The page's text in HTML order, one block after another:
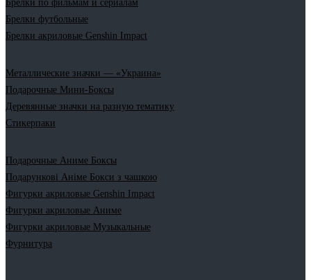
Брелки по фильмам и сериалам
Брелки футбольные
Брелки акриловые Genshin Impact
Металлические значки — «Украина»
Подарочные Мини-Боксы
Деревянные значки на разную тематику
Стикерпаки
Подарочные Аниме Боксы
Подарункові Аніме Бокси з чашкою
Фигурки акриловые Genshin Impact
Фигурки акриловые Аниме
Фигурки акриловые Музыкальные
Фурнитура